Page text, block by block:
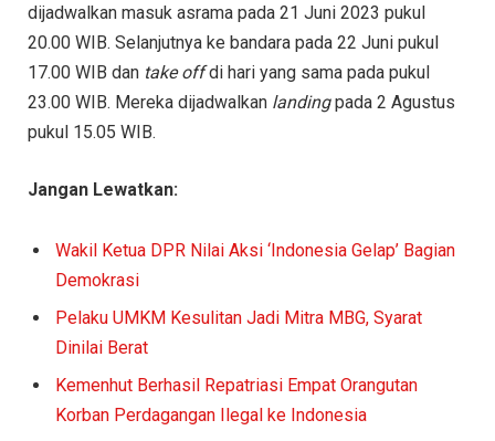
dijadwalkan masuk asrama pada 21 Juni 2023 pukul
20.00 WIB. Selanjutnya ke bandara pada 22 Juni pukul
17.00 WIB dan take offdi hari yang sama pada pukul
23.00 WIB. Mereka dijadwalkan landingpada 2 Agustus
pukul 15.05 WIB.
Jangan Lewatkan:
Wakil Ketua DPR Nilai Aksi ‘Indonesia Gelap’ Bagian
Demokrasi
Pelaku UMKM Kesulitan Jadi Mitra MBG, Syarat
Dinilai Berat
Kemenhut Berhasil Repatriasi Empat Orangutan
Korban Perdagangan Ilegal ke Indonesia